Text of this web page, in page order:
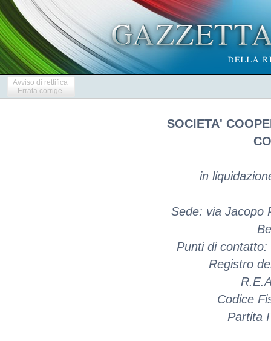
Avviso di rettifica
Errata corrige
SOCIETA'
in
Sede: via Jacopo
Punti di
Registro
Codice
Partita